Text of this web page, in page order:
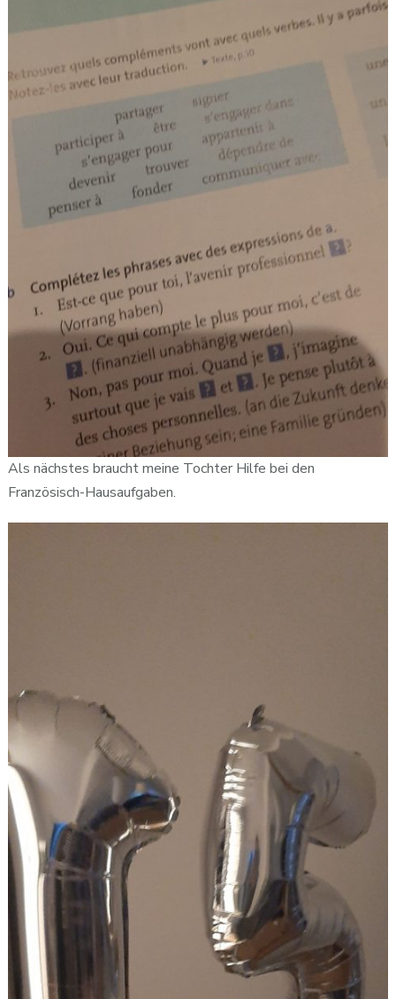
Als nächstes braucht meine Tochter Hilfe bei den
Französisch-Hausaufgaben.